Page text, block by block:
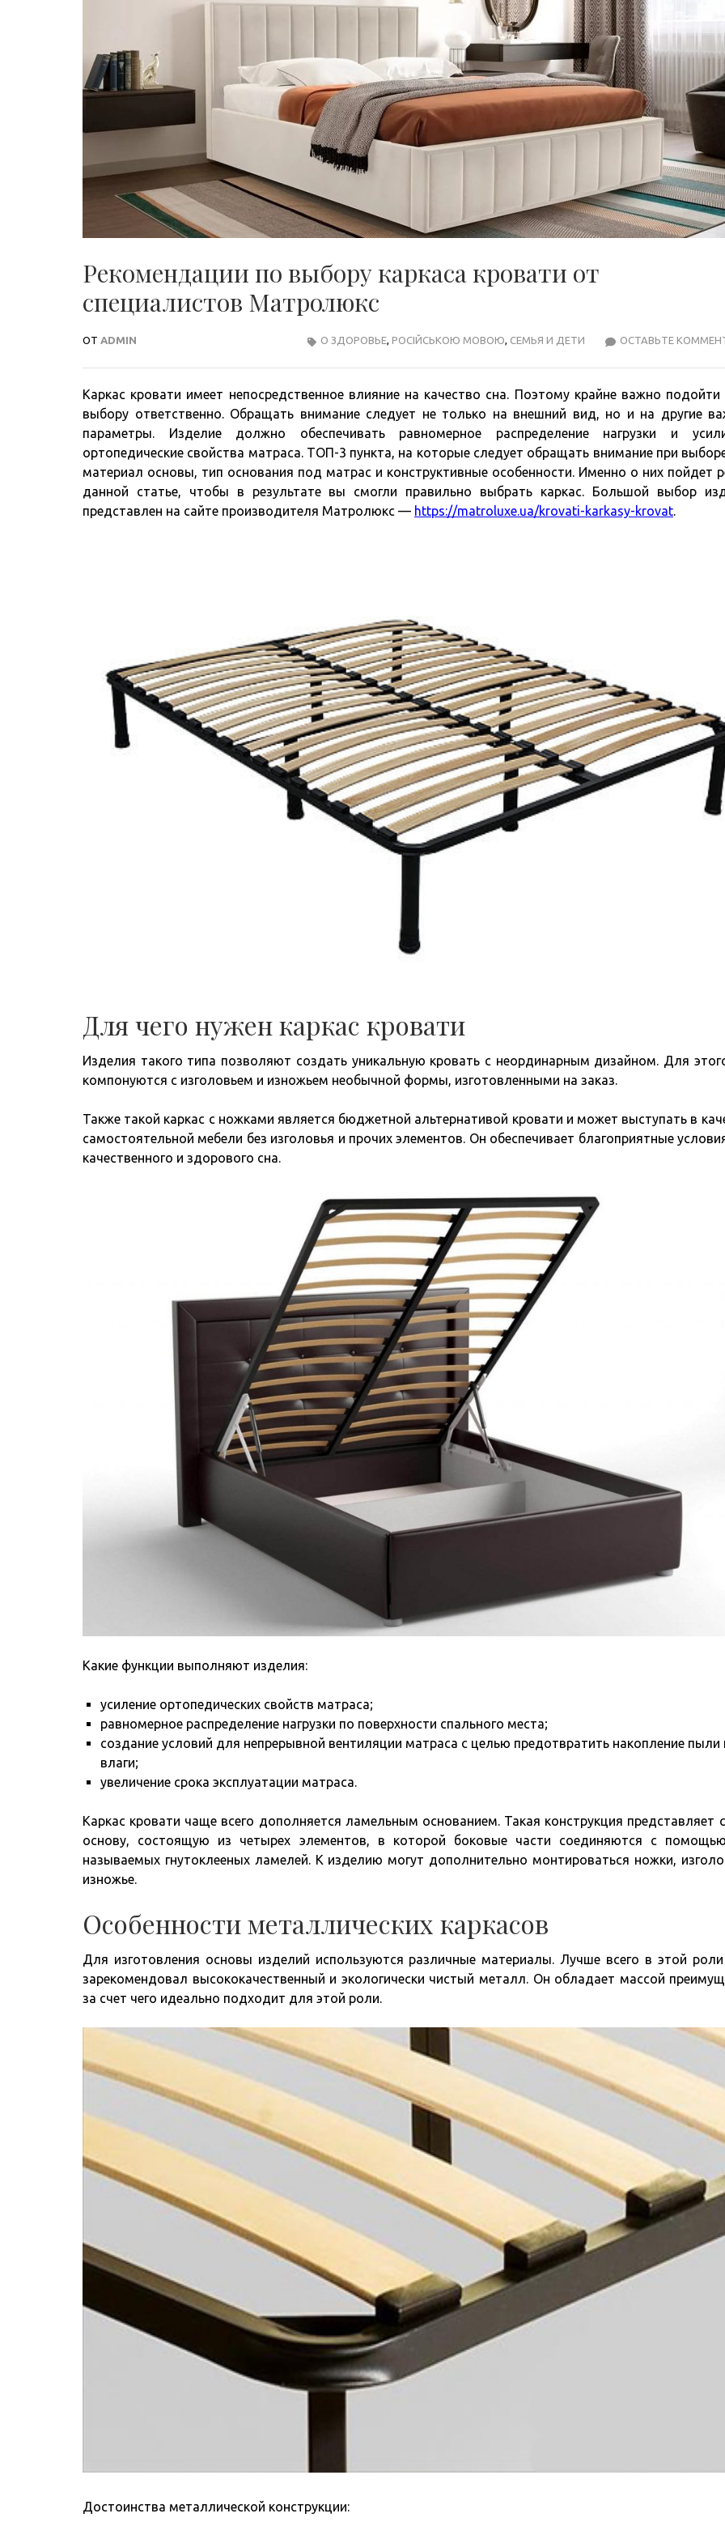
Рекомендации по выбору каркаса кровати от
специалистов Матролюкс
ОТ ADMIN ОСТАВЬТЕ
О ЗДОРОВЬЕ, РОСІЙСЬКОЮ МОВОЮ СЕМЬЯ И ДЕТИ
Каркас кровати имеет непосредственное влияние на качество сна. Поэтому крайне важно подойти
выбору ответственно. Обращать внимание следует не только на внешний вид, но и на другие
параметры. Изделие должно обеспечивать равномерное распределение нагрузки и
ортопедические свойства матраса. ТОП-3 пункта, на которые следует обращать внимание при
материал основы, тип основания под матрас и конструктивные особенности. Именно о них пойдет
данной статье, чтобы в результате вы смогли правильно выбрать каркас. Большой выбор
представлен на сайте производителя Матролюкс — https://matroluxe.ua/krovati-karkasy-krovat.
Для чего нужен каркас кровати
Изделия такого типа позволяют создать уникальную кровать с неординарным дизайном. Для
компонуются с изголовьем и изножьем необычной формы, изготовленными на заказ.
Также такой каркас с ножками является бюджетной альтернативой кровати и может выступать в
самостоятельной мебели без изголовья и прочих элементов. Он обеспечивает благоприятные
качественного и здорового сна.
Какие функции выполняют изделия:
усиление ортопедических свойств матраса;
равномерное распределение нагрузки по поверхности спального места;
создание условий для непрерывной вентиляции матраса с целью предотвратить накопление пыли
влаги;
увеличение срока эксплуатации матраса.
Каркас кровати чаще всего дополняется ламельным основанием. Такая конструкция представляет
основу, состоящую из четырех элементов, в которой боковые части соединяются с
называемых гнутоклееных ламелей. К изделию могут дополнительно монтироваться ножки,
изножье.
Особенности металлических каркасов
Для изготовления основы изделий используются различные материалы. Лучше всего в этой роли
зарекомендовал высококачественный и экологически чистый металл. Он обладает массой
за счет чего идеально подходит для этой роли.
Достоинства металлической конструкции: